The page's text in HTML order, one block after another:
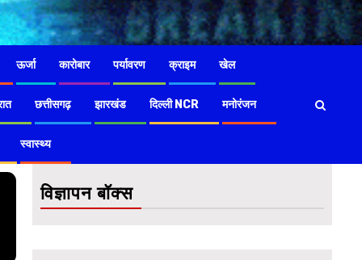
ऊर्जा कारोबार पर्यावरण क्राइम खेल
छत्तीसगढ़ झारखंड दिल्ली NCR मनोरंजन
स्वास्थ्य
विज्ञापन बॉक्स